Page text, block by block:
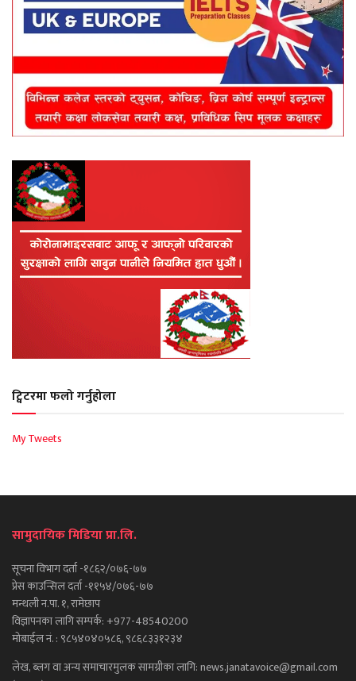
ट्विटरमा फलो गर्नुहोला
My Tweets
सामुदायिक मिडिया प्रा.लि.
सूचना विभाग दर्ता -१८६२/०७६-७७
प्रेस काउन्सिल दर्ता -११५४/०७६-७७
मन्थली न.पा. १, रामेछाप
विज्ञापनका लागि सम्पर्क: +977-48540200
मोबाईल नं. : ९८५४०४०५८६, ९८६८३३१२३४
लेख, ब्लग वा अन्य समाचारमुलक सामग्रीका लागि: news.janatavoice@gmail.com